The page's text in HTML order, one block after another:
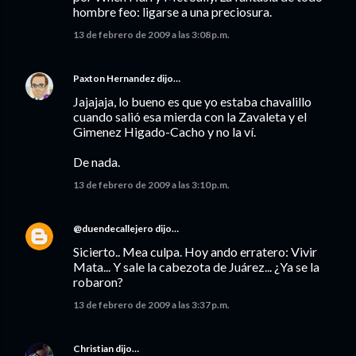
hombre feo: ligarse a una preciosura.
13 de febrero de 2009 a las 3:08 p.m.
Paxton Hernandez dijo…
Jajajaja, lo bueno es que yo estaba chavalillo
cuando salió esa mierda con la Zavaleta y el
Gimenez Higado-Cacho y no la ví.
De nada.
13 de febrero de 2009 a las 3:10 p.m.
@duendecallejero dijo…
Sicierto.. Mea culpa. Hoy ando erratero: Vivir
Mata... Y sale la cabezota de Juárez... ¿Ya se la
robaron?
13 de febrero de 2009 a las 3:37 p.m.
Christian dijo…